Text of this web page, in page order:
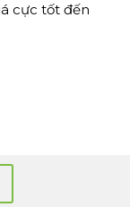
cực tốt đến